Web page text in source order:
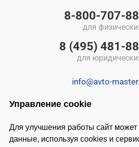
Управление cookie
Для улучшения работы сайт может
данные, используя cookies и
8-800-707-
для
8 (495) 481-
для
info@avto-